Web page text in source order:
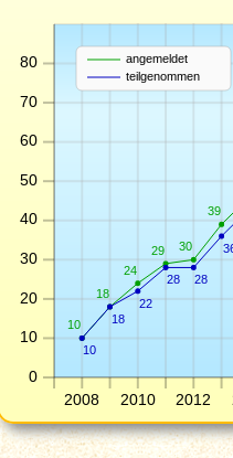
0
10
20
30
40
50
60
70
80
2008 2010 2012
10
18
24
29 30
39
10
18
22
28 28
angemeldet
teilgenommen